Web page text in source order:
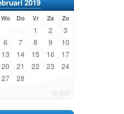
2019
Wo Do Vr Za Zo
1 2 3
6 7 8 9 10
13 14 15 16 17
20 21 22 23 24
27 28